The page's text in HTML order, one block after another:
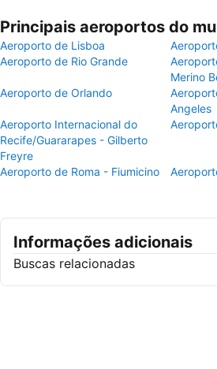
Principais aeroportos do
Aeroporto de Lisboa
Aeroporto de Rio Grande
Merino
Aeroporto de Orlando
Angeles
Aeroporto Internacional do
Recife/Guararapes - Gilberto
Freyre
Aeroporto de Roma - Fiumicino
Informações adicionais
Buscas relacionadas